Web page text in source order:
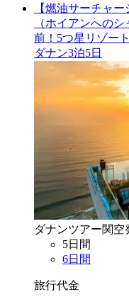
【燃油サーチャ
（ホイアンへの
前！5つ星リゾー
ダナン3泊5日
ダナンツアー関空
5日間
6日間
旅行代金